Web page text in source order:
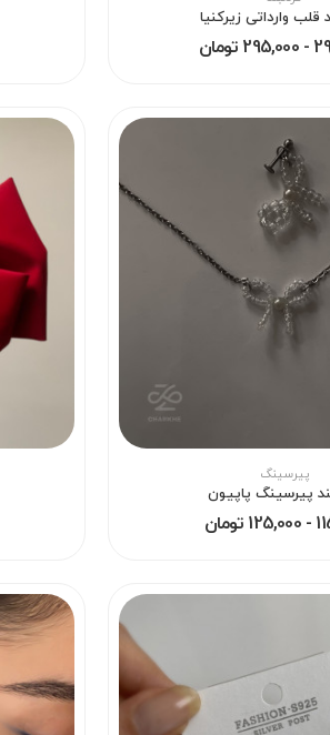
قلب وارداتی زیرکنیا
پیرسینگ
پیرسینگ پاپیون